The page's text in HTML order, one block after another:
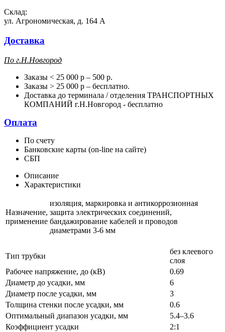
Склад:
ул. Агрономическая, д. 164 А
Доставка
По г.Н.Новгород
Заказы < 25 000 р – 500 р.
Заказы > 25 000 р – бесплатно.
Доставка до терминала / отделения ТРАНСПОРТНЫХ
КОМПАНИЙ г.Н.Новгород - бесплатно
Оплата
По счету
Банковские карты (on-line на сайте)
СБП
Описание
Характеристики
Назначение,
применение
изоляция, маркировка и антикоррозионная
защита электрических соединений,
бандажирование кабелей и проводов
диаметрами 3-6 мм
Тип трубки
без клеевого
слоя
Рабочее напряжение, до (кВ)
0.69
Диаметр до усадки, мм
6
Диаметр после усадки, мм
3
Толщина стенки после усадки, мм
0.6
Оптимальный диапазон усадки, мм
5.4–3.6
Коэффициент усадки
2:1